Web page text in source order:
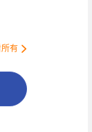
有